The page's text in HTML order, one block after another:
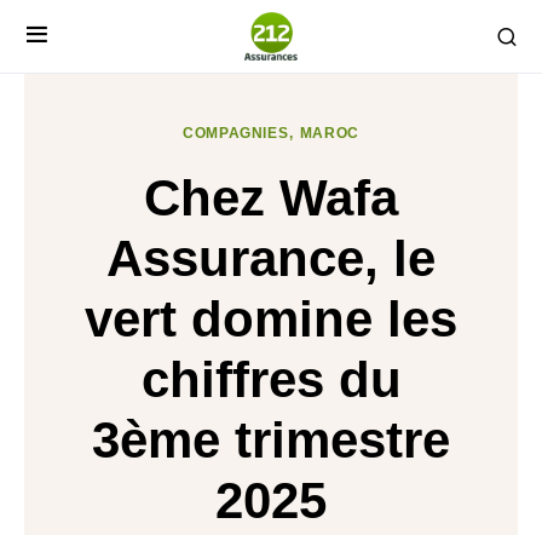
COMPAGNIES MAROC
Chez Wafa
Assurance, le
vert domine les
chiffres du
3ème trimestre
2025